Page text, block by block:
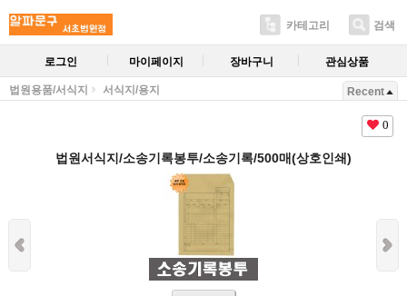
카테고리 검색
로그인 마이페이지 장바구니 관심상품
법원용품/서식지 서식지/용지 Recent
0
법원서식지/소송기록봉투/소송기록/500매(상호인쇄)